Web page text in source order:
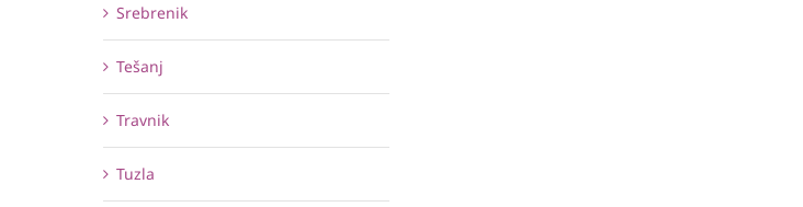
Srebrenik
Tešanj
Travnik
Tuzla